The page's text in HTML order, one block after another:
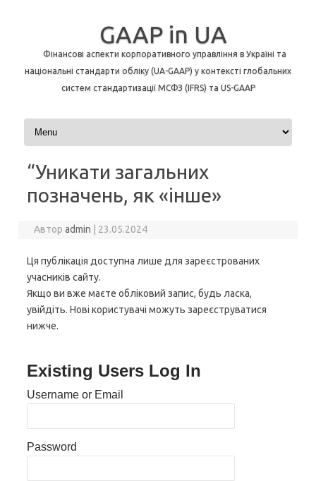
GAAP in UA
Фінансові аспекти корпоративного управління в Україні та
національні стандарти обліку (UA-GAAP) у контексті глобальних
систем стандартизації МСФЗ (IFRS) та US-GAAP
Перейти до контенту
“Уникати загальних
позначень, як «інше»
Авторadmin 23.05.2024
Ця публікація доступна лише для зареєстрованих
учасників сайту.
Якщо ви вже маєте обліковий запис, будь ласка,
увійдіть. Нові користувачі можуть зареєструватися
нижче.
Existing Users Log In
Username or Email
Password